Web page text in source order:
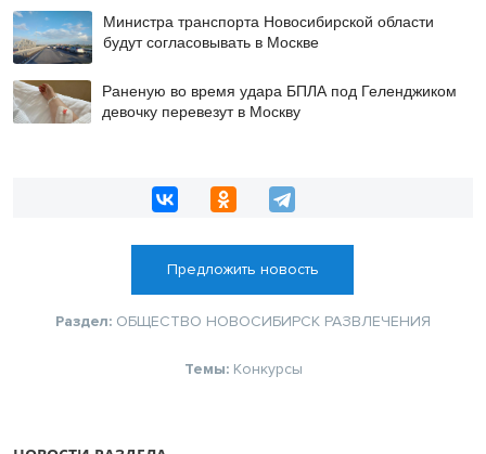
Министра транспорта Новосибирской области
будут согласовывать в Москве
Раненую во время удара БПЛА под Геленджиком
девочку перевезут в Москву
Предложить новость
Раздел: ОБЩЕСТВО НОВОСИБИРСК РАЗВЛЕЧЕНИЯ
Темы: Конкурсы